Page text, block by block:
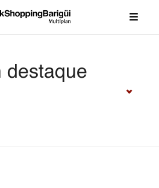
destaque